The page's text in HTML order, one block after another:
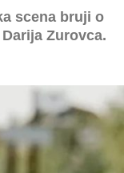
scena bruji o
Zurovca.